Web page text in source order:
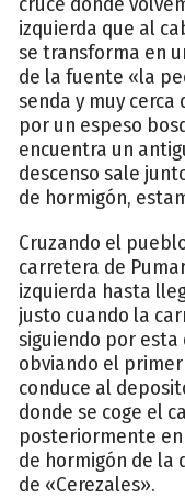
izquierda que al
se transforma en
de la fuente «la
senda y muy
por un espeso
encuentra un
descenso sale
de hormigón,
Cruzando el
carretera de
izquierda hasta
justo cuando la
siguiendo por esta
obviando el
conduce al
donde se coge el
posteriormente
de hormigón de la
de «Cerezales».